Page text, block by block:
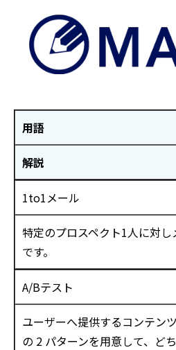
用語
解説
1to1メール
特定のプロスペクト1人に対
です。
A/Bテスト
ユーザーへ提供するコンテン
の 2 パターンを用意して、ど